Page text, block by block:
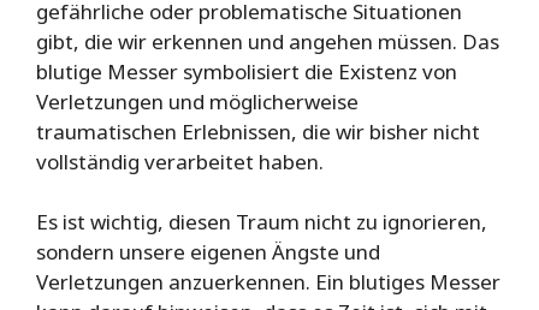
gefährliche oder problematische Situationen
gibt, die wir erkennen und angehen müssen. Das
blutige Messer symbolisiert die Existenz von
Verletzungen und möglicherweise
traumatischen Erlebnissen, die wir bisher nicht
vollständig verarbeitet haben.
Es ist wichtig, diesen Traum nicht zu ignorieren,
sondern unsere eigenen Ängste und
Verletzungen anzuerkennen. Ein blutiges Messer